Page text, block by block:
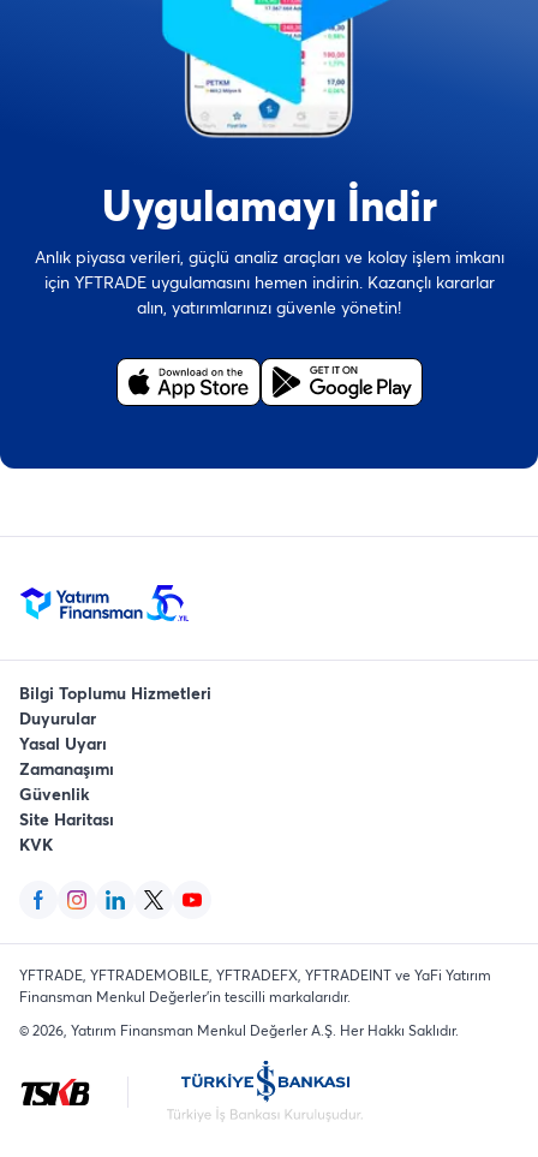
Uygulamayı İndir
Anlık piyasa verileri, güçlü analiz araçları ve kolay işlem imkanı
için YFTRADE uygulamasını hemen indirin. Kazançlı kararlar
alın, yatırımlarınızı güvenle yönetin!
Bilgi Toplumu Hizmetleri
Duyurular
Yasal Uyarı
Zamanaşımı
Güvenlik
Site Haritası
KVK
YFTRADE, YFTRADEMOBILE, YFTRADEFX, YFTRADEINT ve YaFi Yatırım
Finansman Menkul Değerler'in tescilli markalarıdır.
©2026 , Yatırım Finansman Menkul Değerler A.Ş. Her Hakkı Saklıdır.